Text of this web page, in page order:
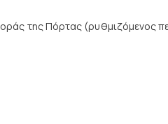
της Πόρτας (ρυθμιζόμενος